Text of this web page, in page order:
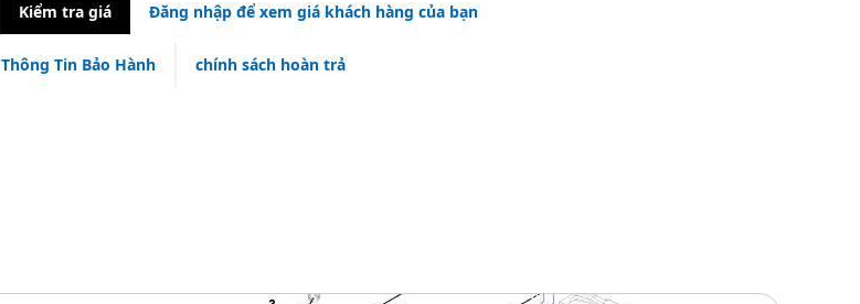
Kiểm tra giá Đăng nhập để xem giá khách hàng của bạn
Thông Tin Bảo Hành chính sách hoàn trả